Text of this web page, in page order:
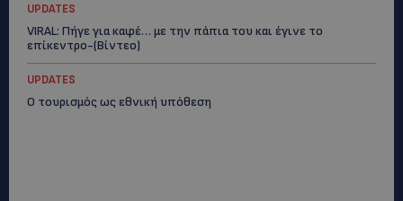
UPDATES
VIRAL: Πήγε για καφέ… με την πάπια του και έγινε το
επίκεντρο-(Βίντεο)
UPDATES
Ο τουρισμός ως εθνική υπόθεση